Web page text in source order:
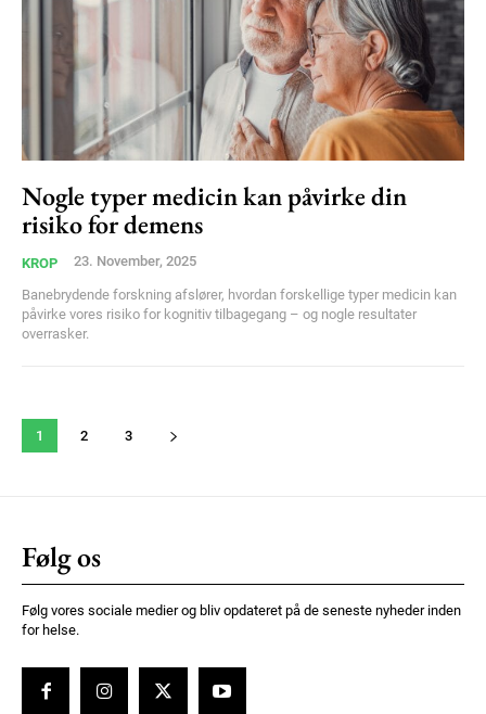
Nogle typer medicin kan påvirke din
risiko for demens
KROP 23. November, 2025
Banebrydende forskning afslører, hvordan forskellige typer medicin kan
påvirke vores risiko for kognitiv tilbagegang – og nogle resultater
overrasker.
1 2 3
Følg os
Følg vores sociale medier og bliv opdateret på de seneste nyheder inden
for helse.